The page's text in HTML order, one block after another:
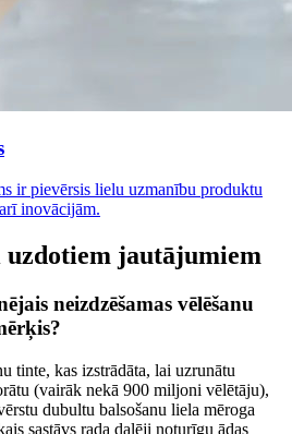
ir pievērsis lielu uzmanību produktu
inovācijām.
uzdotiem jautājumiem
neizdzēšamas vēlēšanu
tinte, kas izstrādāta, lai uzrunātu
(vairāk nekā 900 miljoni vēlētāju),
dubultu balsošanu liela mēroga
sastāvs rada daļēji noturīgu ādas